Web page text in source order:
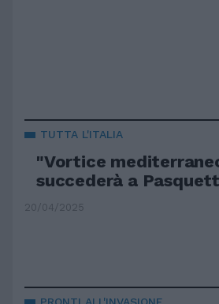
TUTTA L'ITALIA
"Vortice
succederà a
20/04/2025